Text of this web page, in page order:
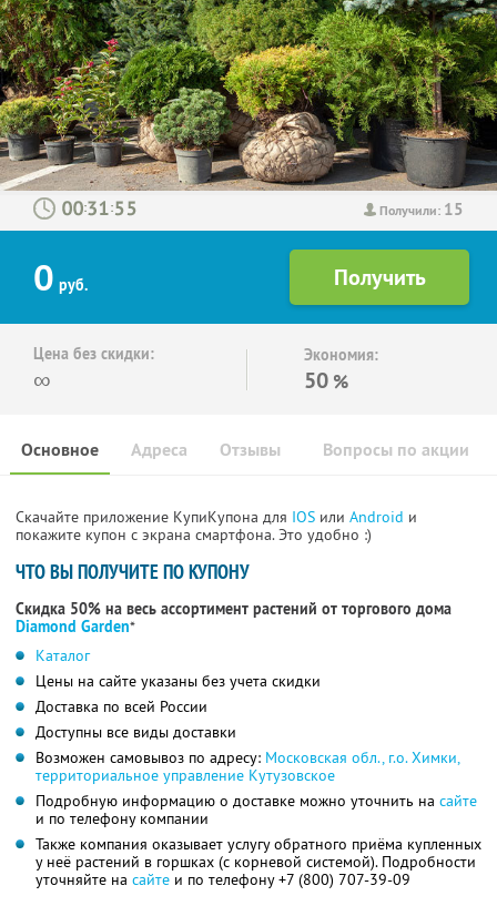
Получили: 15
: :
0 руб.
Цена без скидки:
∞
Экономия:
50 %
Основное Отзывы Вопросы по акции
Адреса
Скачайте приложение КупиКупона для IOS или Android и
покажите купон с экрана смартфона. Это удобно :)
ЧТО ВЫ ПОЛУЧИТЕ ПО КУПОНУ
Скидка 50% на весь ассортимент растений от торгового дома
Diamond Garden*
Каталог
Цены на сайте указаны без учета скидки
Доставка по всей России
Доступны все виды доставки
Возможен самовывоз по адресу: Московская обл., г.о. Химки,
территориальное управление Кутузовское
Подробную информацию о доставке можно уточнить на сайте
и по телефону компании
Также компания оказывает услугу обратного приёма купленных
у неё растений в горшках (с корневой системой). Подробности
уточняйте на сайте и по телефону+7 (800) 707-39-09